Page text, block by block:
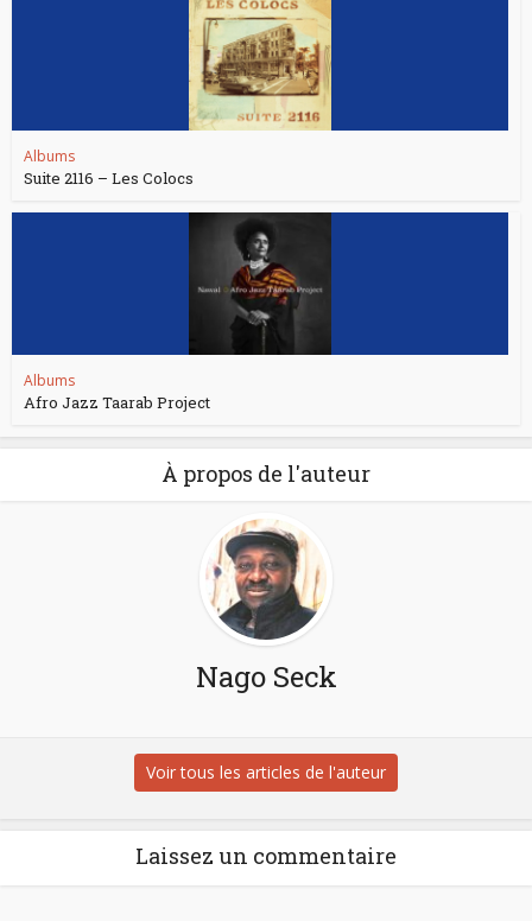
Albums
Suite 2116 – Les Colocs
Albums
Afro Jazz Taarab Project
À propos de l'auteur
Nago Seck
Voir tous les articles de l'auteur
Laissez un commentaire